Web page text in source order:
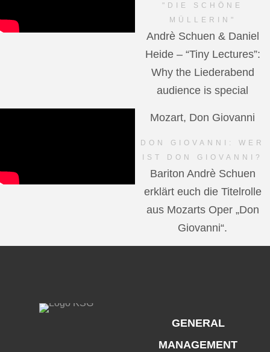
"DIE SCHÖNE
MÜLLERIN"
Andrè Schuen & Daniel
Heide – “Tiny Lectures”:
Why the Liederabend
audience is special
Mozart, Don Giovanni
DON GIOVANNI: WER
IST DON GIOVANNI?
Bariton Andrè Schuen
erklärt euch die Titelrolle
aus Mozarts Oper „Don
Giovanni“.
GENERAL
MANAGEMENT